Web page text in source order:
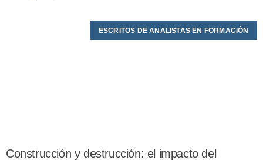
ESCRITOS DE ANALISTAS EN FORMACIÓN
Construcción y destrucción: el impacto del